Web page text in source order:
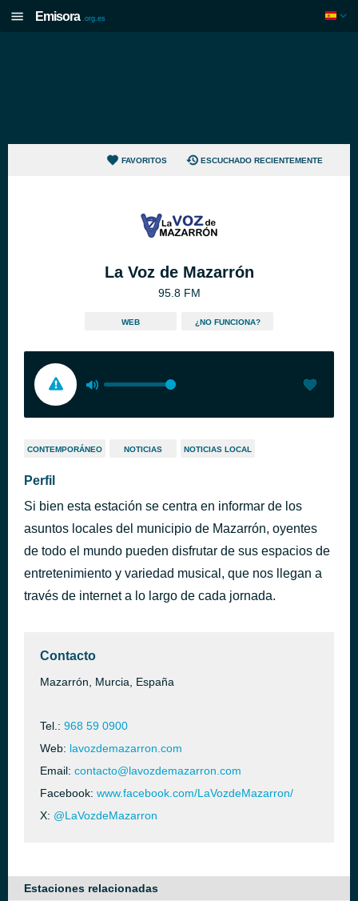
Emisora .org.es
FAVORITOS ESCUCHADO RECIENTEMENTE
La Voz de Mazarrón
95.8 FM
WEB ¿NO FUNCIONA?
CONTEMPORÁNEO NOTICIAS NOTICIAS LOCAL
Perfil
Si bien esta estación se centra en informar de los
asuntos locales del municipio de Mazarrón, oyentes
de todo el mundo pueden disfrutar de sus espacios de
entretenimiento y variedad musical, que nos llegan a
través de internet a lo largo de cada jornada.
Contacto
Mazarrón, Murcia, España
Tel.: 968 59 0900
Web: lavozdemazarron.com
Email: contacto@lavozdemazarron.com
Facebook: www.facebook.com/LaVozdeMazarron/
X: @LaVozdeMazarron
Estaciones relacionadas